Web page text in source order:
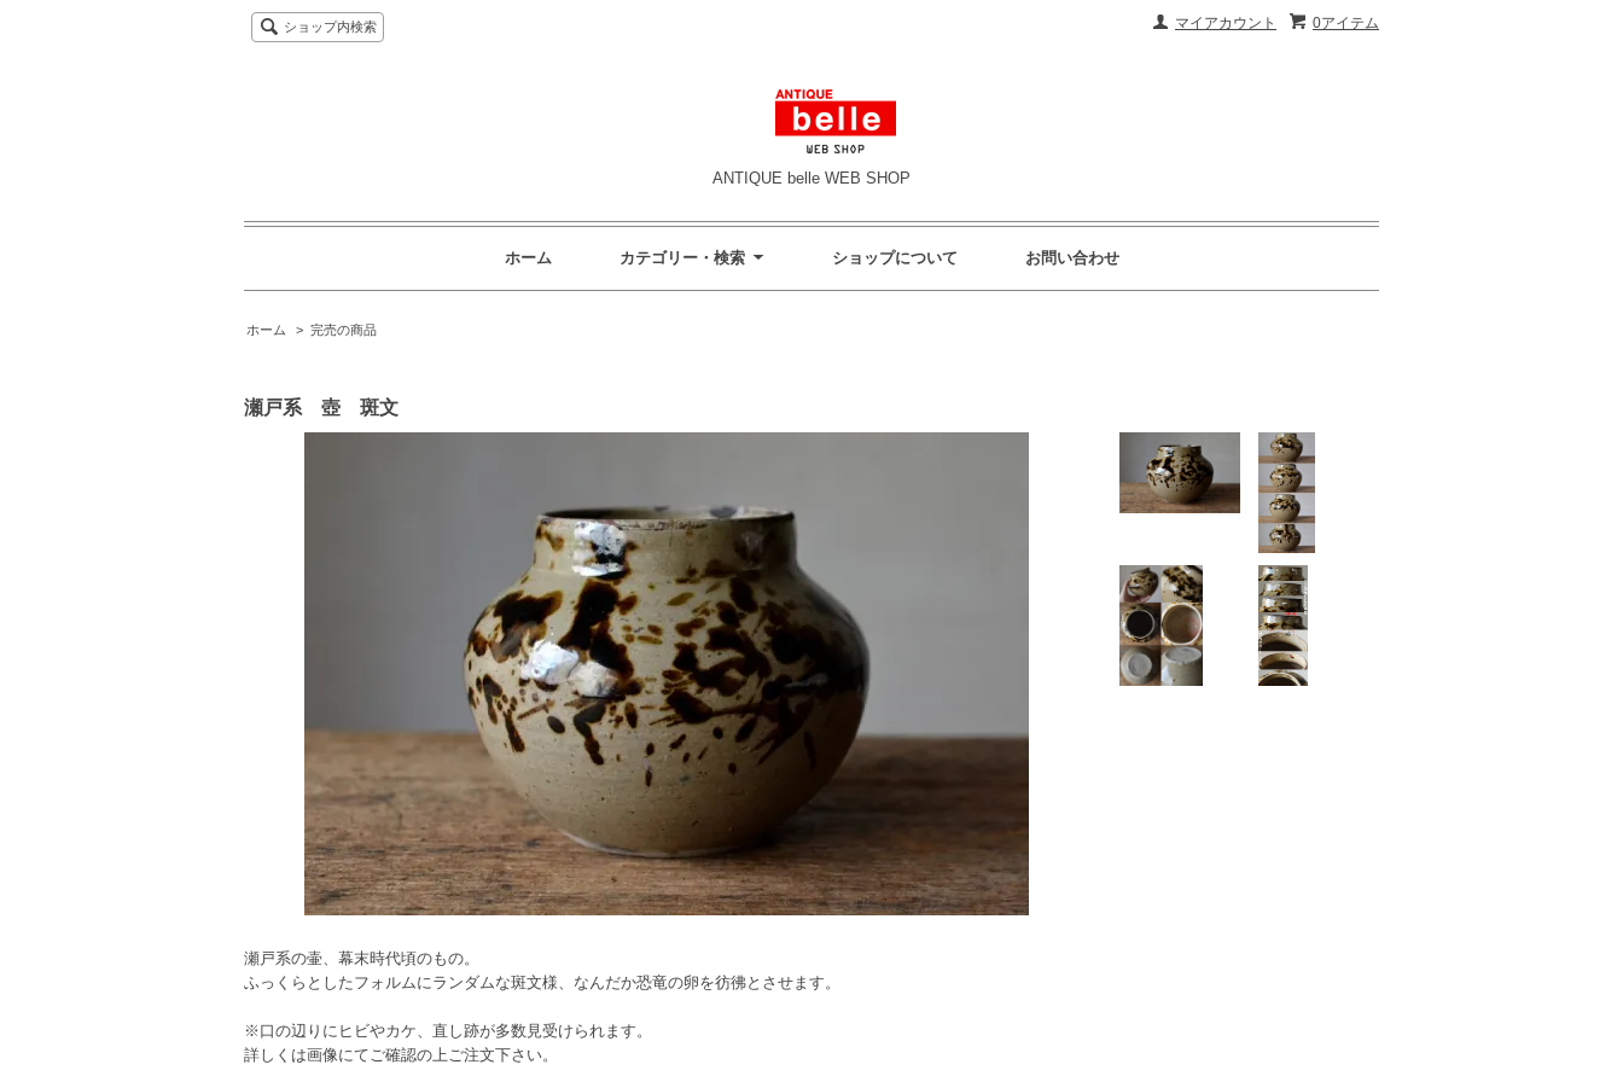
0アイテム
マイアカウント
ショップ内検索
ANTIQUE belle WEB SHOP
ホーム カテゴリー・検索 ショップについて お問い合わせ
ホーム > 完売の商品
瀬戸系 壺 斑文
瀬戸系の壷、幕末時代頃のもの。
ふっくらとしたフォルムにランダムな斑文様、なんだか恐竜の卵を彷彿とさせます。
※口の辺りにヒビやカケ、直し跡が多数見受けられます。
詳しくは画像にてご確認の上ご注文下さい。